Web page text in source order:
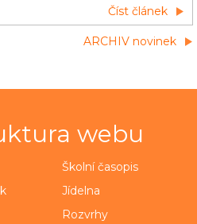
během měsíce června.
května rodičům e-maily s
Číst článek
ARCHIV novinek
webu
Školní časopis
Jídelna
Rozvrhy